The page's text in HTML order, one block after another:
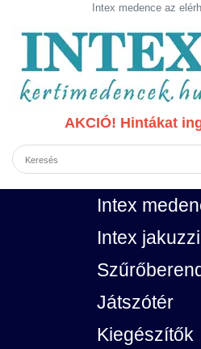
Intex medence az
AKCIÓ! Hintákat
Intex
Intex
Játszótér
Kiegészítők